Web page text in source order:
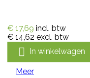
€ 17,69 incl. btw
€ 14,62 excl. btw
 In winkelwagen
Meer